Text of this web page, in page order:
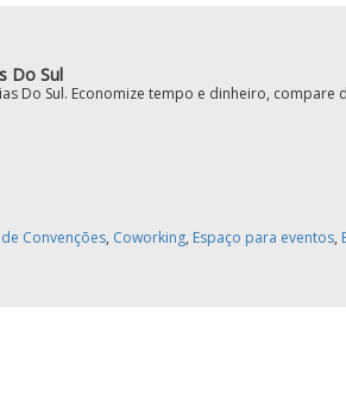
Do Sul
Do Sul. Economize tempo e dinheiro,
Convenções, Coworking, Espaço para eventos,